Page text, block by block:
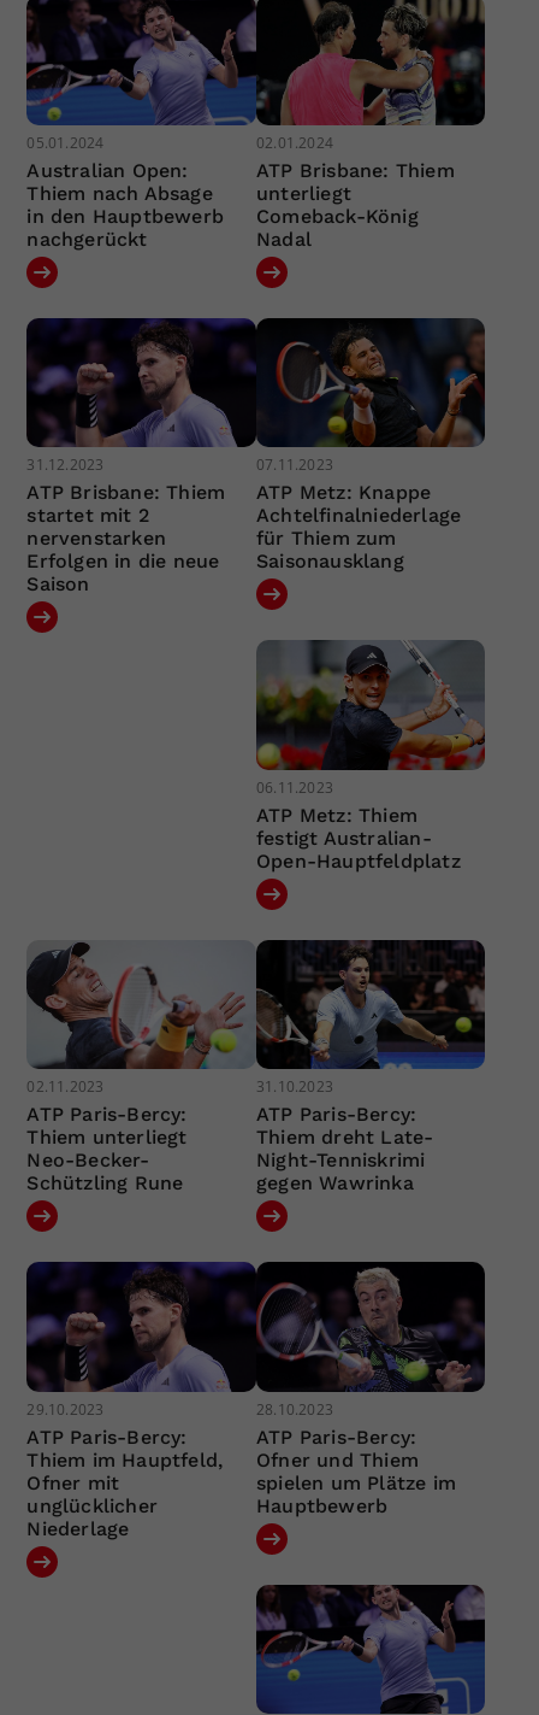
05.01.2024
Australian Open:
Thiem nach Absage
in den Hauptbewerb
nachgerückt
02.01.2024
ATP Brisbane: Thiem
unterliegt
Comeback-König
Nadal
31.12.2023
ATP Brisbane: Thiem
startet mit 2
nervenstarken
Erfolgen in die neue
Saison
07.11.2023
ATP Metz: Knappe
Achtelfinalniederlage
für Thiem zum
Saisonausklang
06.11.2023
ATP Metz: Thiem
festigt Australian-
Open-Hauptfeldplatz
02.11.2023
ATP Paris-Bercy:
Thiem unterliegt
Neo-Becker-
Schützling Rune
31.10.2023
ATP Paris-Bercy:
Thiem dreht Late-
Night-Tenniskrimi
gegen Wawrinka
29.10.2023
ATP Paris-Bercy:
Thiem im Hauptfeld,
Ofner mit
unglücklicher
Niederlage
28.10.2023
ATP Paris-Bercy:
Ofner und Thiem
spielen um Plätze im
Hauptbewerb